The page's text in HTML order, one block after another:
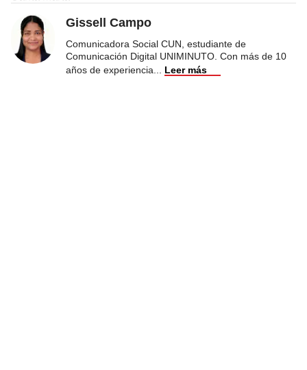
Gissell Campo
Comunicadora Social CUN, estudiante de
Comunicación Digital UNIMINUTO. Con más de 10
años de experiencia
Leer más